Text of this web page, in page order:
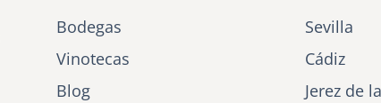
Bodegas
Vinotecas
Blog
Sevilla
Cádiz
Jerez de